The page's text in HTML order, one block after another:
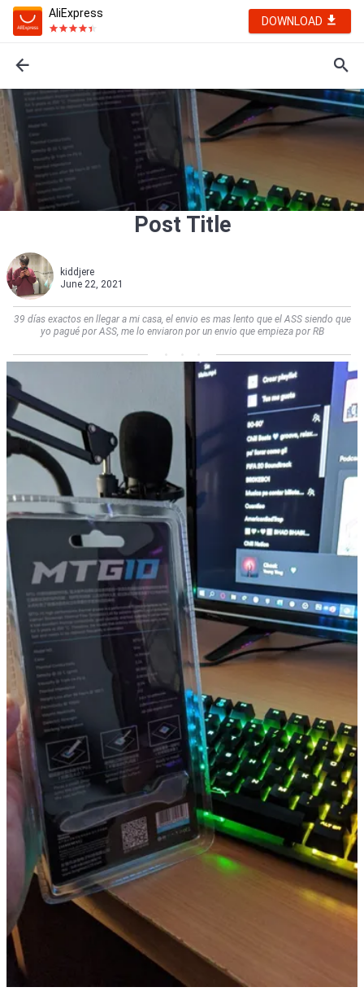
AliExpress
DOWNLOAD
Post Title
kiddjere
June 22, 2021
39 días exactos en llegar a mi casa, el envio es mas lento que el ASS siendo que
yo pagué por ASS, me lo enviaron por un envio que empieza por RB